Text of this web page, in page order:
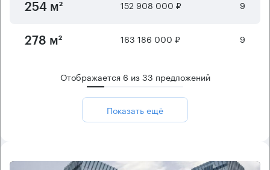
254 м² 152 908 000 ₽ 9
278 м² 163 186 000 ₽ 9
Отображается 6 из33 предложений
Показать ещё